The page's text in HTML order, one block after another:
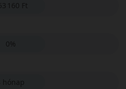
160 Ft
0%
hónap